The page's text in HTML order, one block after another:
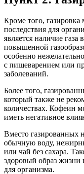
Кроме того,
последствия для
является наличие
повышенной
особенно
с пищеварением или
заболеваний.
Более того,
который также не
количествах. Кофеин
иметь негативное
Вместо газированных
обычную воду,
или чай без сахара.
здоровый образ жизни
для организма.